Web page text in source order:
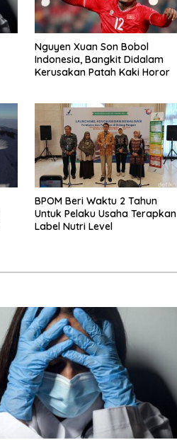
Nguyen Xuan Son Bobol
Indonesia, Bangkit Didalam
Kerusakan Patah Kaki Horor
BPOM Beri Waktu 2 Tahun
Untuk Pelaku Usaha Terapkan
Label Nutri Level